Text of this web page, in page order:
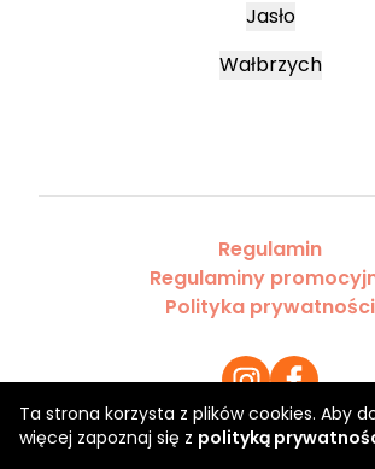
Ta strona korzysta z plików cookies. Aby
więcej zapoznaj się z polityką
Jasło
Wałbrzych
Regulamin
Regulaminy
Polityka prywatności